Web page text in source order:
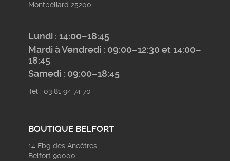
Montbéliard 25200
Lundi : 14:00–18:45
Mardi à Vendredi : 09:00–12:30 et 14:00–
18:45
Samedi : 09:00–18:45
Tél : 03 81 94 74 70
BOUTIQUE BELFORT
14 Fbg des Ancêtres
Belfort 90000